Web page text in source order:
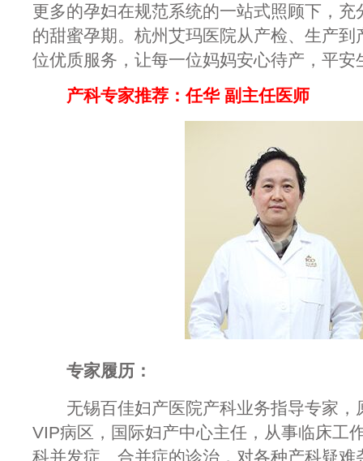
更多的孕妇在规范系统的一站式照顾下，充
的甜蜜孕期。杭州艾玛医院从产检、生产到
位优质服务，让每一位妈妈安心待产，平安
产科专家推荐：任华 副主任医师
专家履历：
无锡百佳妇产医院产科业务指导专家，
VIP病区，国际妇产中心主任，从事临床工
科并发症、合并症的诊治，对各种产科疑难